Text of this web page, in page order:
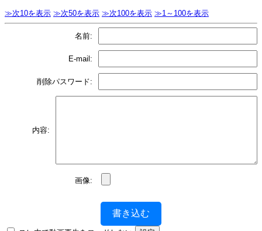
≫次10を表示 ≫次50を表示 ≫次100を表示 ≫1～100を表示
名前:
E-mail:
削除パスワード:
内容:
画像:
書き込む